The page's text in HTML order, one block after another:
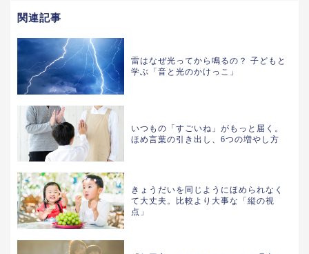
関連記事
雷はなぜ光ってから鳴るの？ 子どもと
学ぶ「音と光のかけっこ」
いつもの「すごいね」がもっと届く。
ほめ言葉の引き出し、6つの増やし方
きょうだいを同じようにほめられなく
て大丈夫。比較より大事な「縦の視
点」